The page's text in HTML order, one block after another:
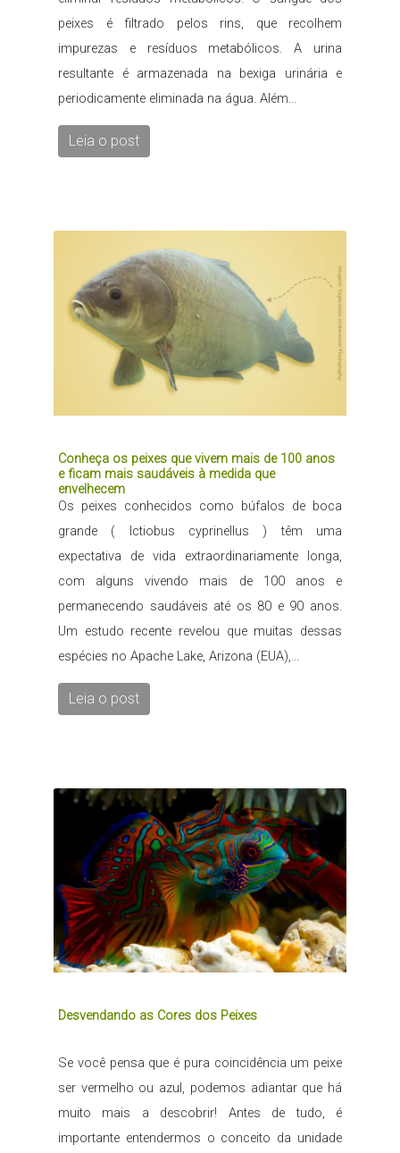
peixes é filtrado pelos rins, que recolhem
impurezas e resíduos metabólicos. A urina
resultante é armazenada na bexiga urinária e
periodicamente eliminada na água. Além...
Leia o post
Conheça os peixes que vivem mais de 100 anos
e ficam mais saudáveis à medida que
envelhecem
Os peixes conhecidos como búfalos de boca
grande ( Ictiobus cyprinellus ) têm uma
expectativa de vida extraordinariamente longa,
com alguns vivendo mais de 100 anos e
permanecendo saudáveis até os 80 e 90 anos.
Um estudo recente revelou que muitas dessas
espécies no Apache Lake, Arizona (EUA),...
Leia o post
Desvendando as Cores dos Peixes
Se você pensa que é pura coincidência um peixe
ser vermelho ou azul, podemos adiantar que há
muito mais a descobrir! Antes de tudo, é
importante entendermos o conceito da unidade